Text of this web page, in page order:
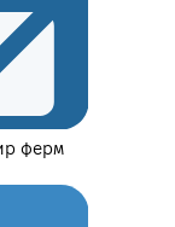
ферм